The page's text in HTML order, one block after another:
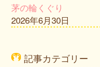
茅の輪くぐり
2026年6月30日
記事カテゴリー